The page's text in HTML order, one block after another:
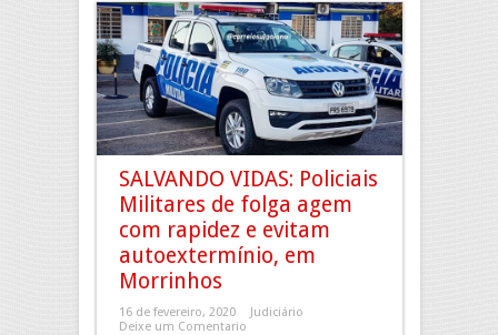
SALVANDO VIDAS: Policiais
Militares de folga agem
com rapidez e evitam
autoextermínio, em
Morrinhos
16 de fevereiro, 2020
Judiciário
Deixe um Comentario